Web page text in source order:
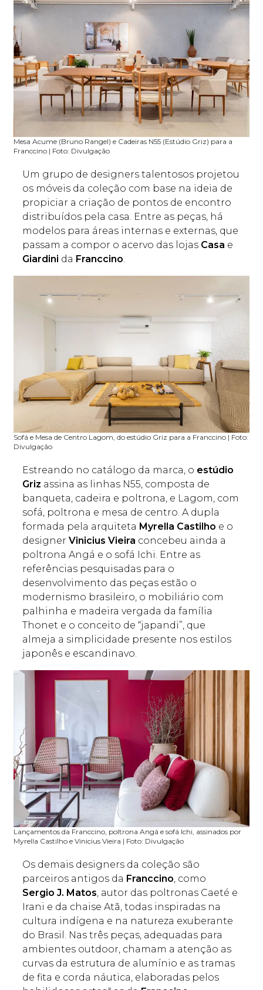
Mesa Acume (Bruno Rangel) e Cadeiras N55 (Estúdio Griz) para a
Franccino | Foto: Divulgação
Um grupo de designers talentosos projetou
os móveis da coleção com base na ideia de
propiciar a criação de pontos de encontro
distribuídos pela casa. Entre as peças, há
modelos para áreas internas e externas, que
passam a compor o acervo das lojas Casa e
Giardini da Franccino
Sofá e Mesa de Centro Lagom, do estúdio Griz para a Franccino | Foto:
Divulgação
Estreando no catálogo da marca, o estúdio
Griz assina as linhas N55, composta de
banqueta, cadeira e poltrona, e Lagom, com
sofá, poltrona e mesa de centro. A dupla
formada pela arquiteta Myrella Castilho e o
designerVinicius Vieira concebeu ainda a
poltrona Angá e o sofá Ichi. Entre as
referências pesquisadas para o
desenvolvimento das peças estão o
modernismo brasileiro, o mobiliário com
palhinha e madeira vergada da família
Thonet e o conceito de “japandi”, que
almeja a simplicidade presente nos estilos
japonês e escandinavo.
Lançamentos da Franccino, poltrona Angá e sofá Ichi, assinados por
Myrella Castilho e Vinicius Vieira | Foto: Divulgação
Os demais designers da coleção são
parceiros antigos da Franccino, como
Sergio J. Matos, autor das poltronas Caeté e
Irani e da chaise Atã, todas inspiradas na
cultura indígena e na natureza exuberante
do Brasil. Nas três peças, adequadas para
ambientes outdoor, chamam a atenção as
curvas da estrutura de alumínio e as tramas
de fita e corda náutica, elaboradas pelos